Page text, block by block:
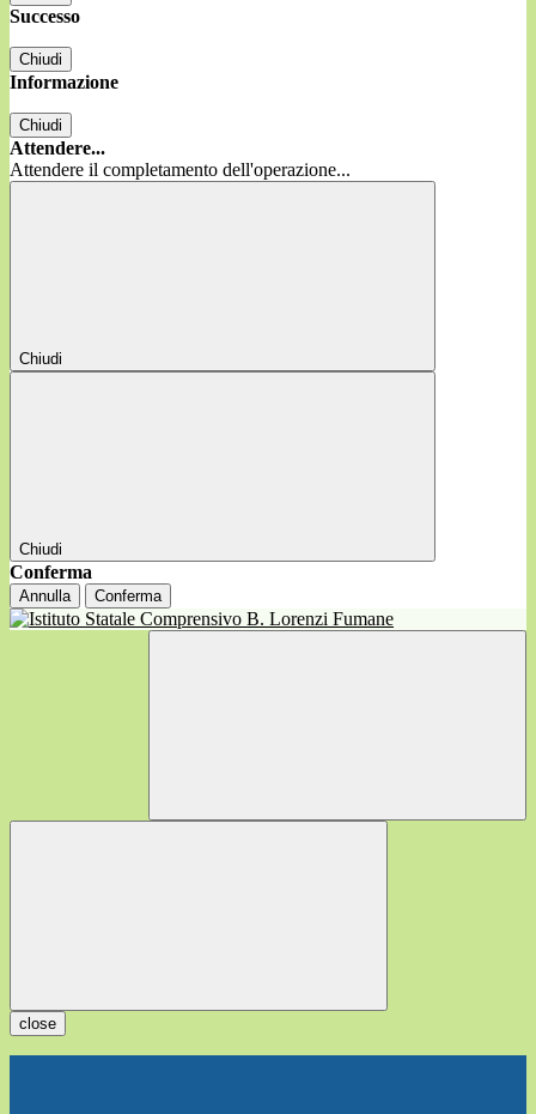
Successo
Chiudi
Informazione
Chiudi
Attendere...
Attendere il completamento dell'operazione...
Chiudi
Chiudi
Conferma
Annulla Conferma
close